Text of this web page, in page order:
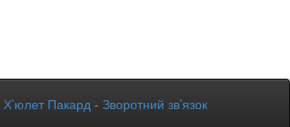
Х’юлет Пакард - Зворотний зв’язок